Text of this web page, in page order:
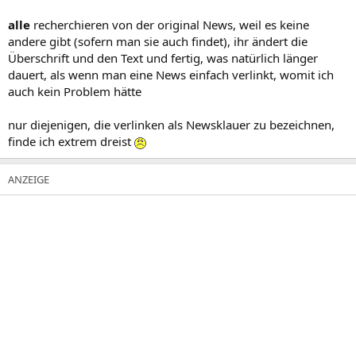
alle recherchieren von der original News, weil es keine
andere gibt (sofern man sie auch findet), ihr ändert die
Überschrift und den Text und fertig, was natürlich länger
dauert, als wenn man eine News einfach verlinkt, womit ich
auch kein Problem hätte
nur diejenigen, die verlinken als Newsklauer zu bezeichnen,
finde ich extrem dreist